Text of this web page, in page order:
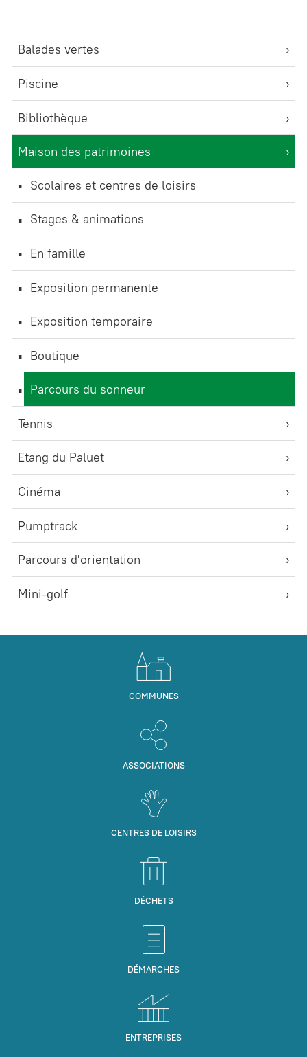
Balades vertes
Piscine
Bibliothèque
Maison des patrimoines
Scolaires et centres de loisirs
Stages & animations
En famille
Exposition permanente
Exposition temporaire
Boutique
Parcours du sonneur
Tennis
Etang du Paluet
Cinéma
Pumptrack
Parcours d'orientation
Mini-golf
COMMUNES
ASSOCIATIONS
CENTRES DE LOISIRS
DÉCHETS
DÉMARCHES
ENTREPRISES